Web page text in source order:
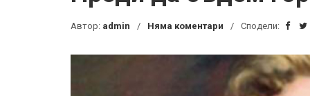
Автор: admin Няма коментари Сподели: